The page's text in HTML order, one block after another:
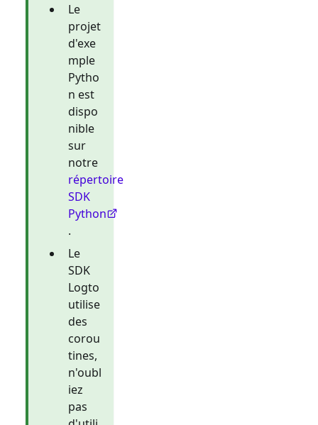
Le
projet
d'exe
mple
Pytho
n est
dispo
nible
sur
notre
répertoire
SDK
Python
.
Le
SDK
Logto
utilise
des
corou
tines,
n'oubl
iez
pas